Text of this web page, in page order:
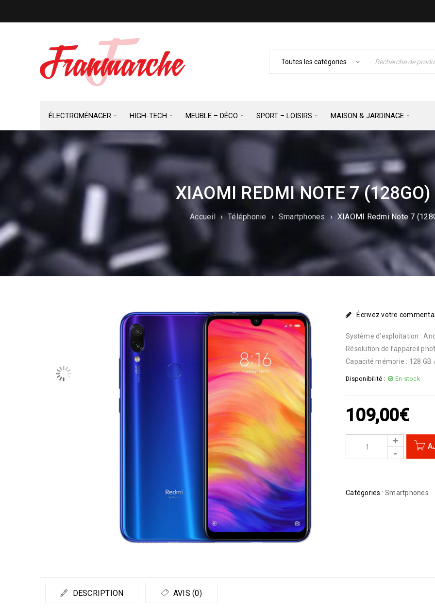
ÉLECTROMÉNAGER HIGH-TECH MEUBLE – DÉCO SPORT – LOISIRS MAISON & JARDINAGE
XIAOMI REDMI NOTE 7 (128GO)
Accueil › Téléphonie › Smartphones › XIAOMI Redmi Note 7
Écrivez votre
Système d’exploitation :
Résolution de l’appareil
Capacité mémorie : 128 GB
Disponibilité : En stock
109,00€
Catégories : Smartphones
DESCRIPTION AVIS (0)